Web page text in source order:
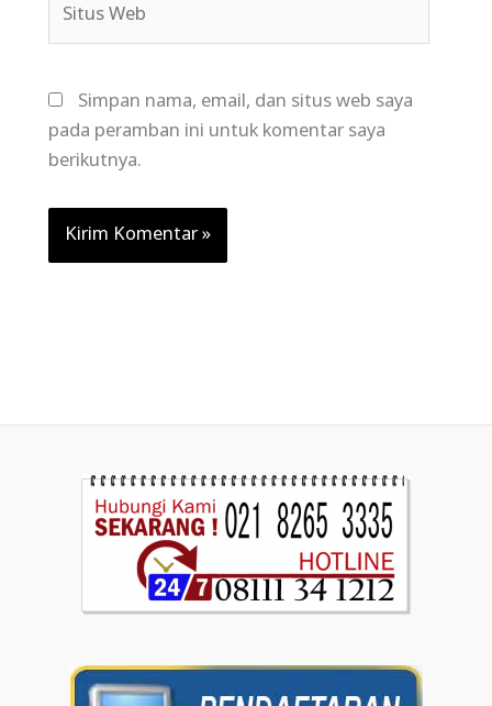
Simpan nama, email, dan situs web saya
pada peramban ini untuk komentar saya
berikutnya.